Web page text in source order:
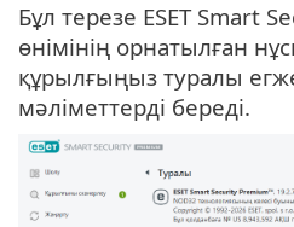
Бұл терезе ESET Smart
өнімінің орнатылған
құрылғыңыз туралы
мәліметтерді береді.